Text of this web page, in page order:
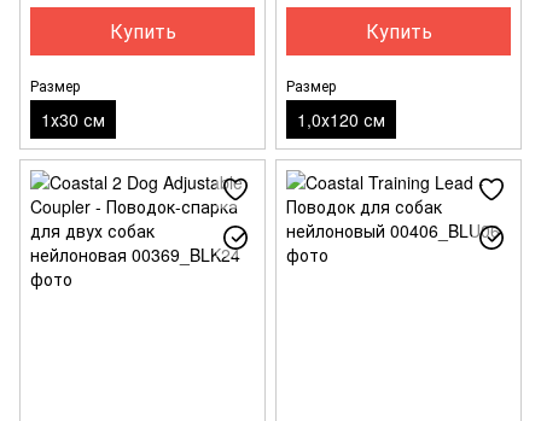
Купить
Размер
1х30 см
Купить
Размер
1,0х120 см